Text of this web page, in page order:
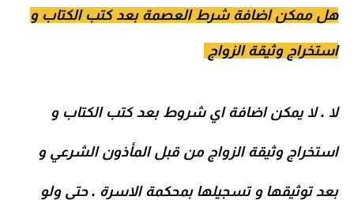
هل ممكن اضافة شرط العصمة بعدكتب الكتاب و
استخراج وثيقة الزواج
لا . لا يمكن اضافة اي شروط بعد كتب الكتاب و
استخراج وثيقة الزواج من قبل المأذون الشرعي و
بعد توثيقها و تسجيلها بمحكمة الاسرة . حتى ولو